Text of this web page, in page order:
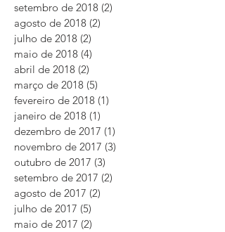
setembro de 2018 (2)
agosto de 2018 (2)
julho de 2018 (2)
maio de 2018 (4)
abril de 2018 (2)
março de 2018 (5)
fevereiro de 2018 (1)
janeiro de 2018 (1)
dezembro de 2017 (1)
novembro de 2017 (3)
outubro de 2017 (3)
setembro de 2017 (2)
agosto de 2017 (2)
julho de 2017 (5)
maio de 2017 (2)